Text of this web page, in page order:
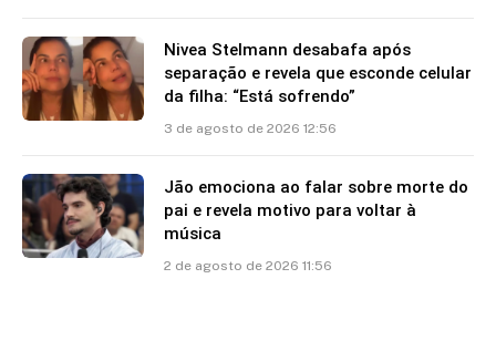
Nivea Stelmann desabafa após
separação e revela que esconde celular
da filha: “Está sofrendo”
3 de agosto de 2026 12:56
Jão emociona ao falar sobre morte do
pai e revela motivo para voltar à
música
2 de agosto de 2026 11:56